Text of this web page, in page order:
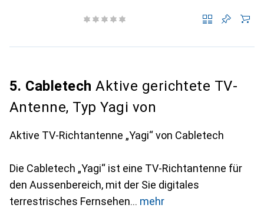
5. Cabletech Aktive gerichtete TV-
Antenne, Typ Yagi von
Aktive TV-Richtantenne „Yagi“ von Cabletech
Die Cabletech „Yagi“ ist eine TV-Richtantenne für
den Aussenbereich, mit der Sie digitales
terrestrisches Fernsehen
mehr